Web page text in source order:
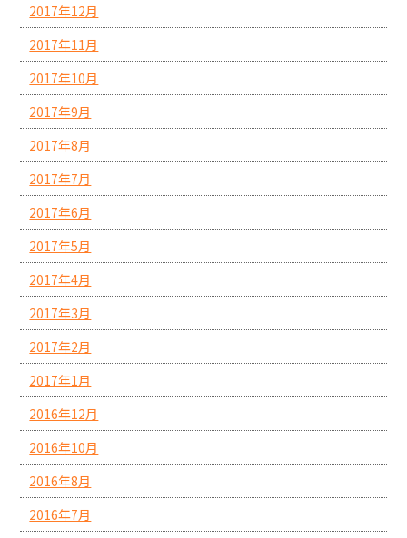
2017年12月
2017年11月
2017年10月
2017年9月
2017年8月
2017年7月
2017年6月
2017年5月
2017年4月
2017年3月
2017年2月
2017年1月
2016年12月
2016年10月
2016年8月
2016年7月